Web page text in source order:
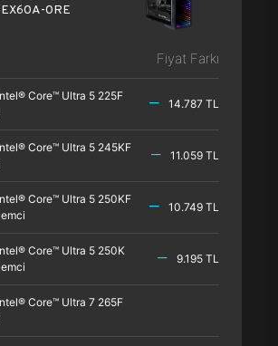
0RE
Fiyat Farkı
Core™ Ultra 5 225F
14.787 TL
Core™ Ultra 5 245KF
11.059 TL
Core™ Ultra 5 250KF
10.749 TL
Core™ Ultra 5 250K
9.195 TL
Core™ Ultra 7 265F